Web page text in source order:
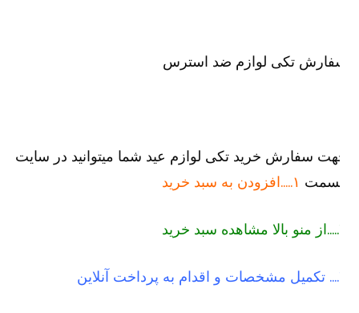
تکی لوازم ضد استرس
سفارش خرید تکی لوازم عید شما میتوانید در سایت
۱…..افزودن به سبد خرید